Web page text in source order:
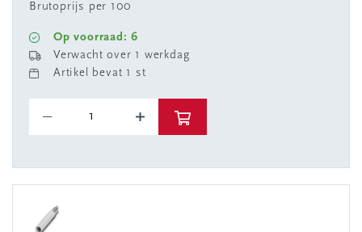
Brutoprijs per 100
Op voorraad: 6
Verwacht over 1 werkdag
Artikel bevat 1 st